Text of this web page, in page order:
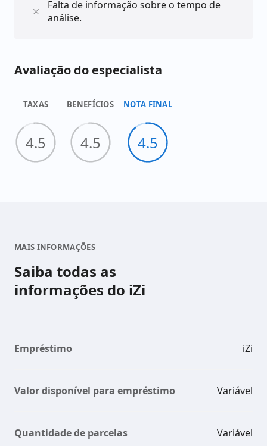
Falta de informação sobre o tempo de
análise.
Avaliação do especialista
TAXAS
4.5
BENEFÍCIOS
4.5
NOTA FINAL
4.5
MAIS INFORMAÇÕES
Saiba todas as
informações do iZi
Empréstimo iZi
Valor disponível para empréstimo Variável
Quantidade de parcelas Variável